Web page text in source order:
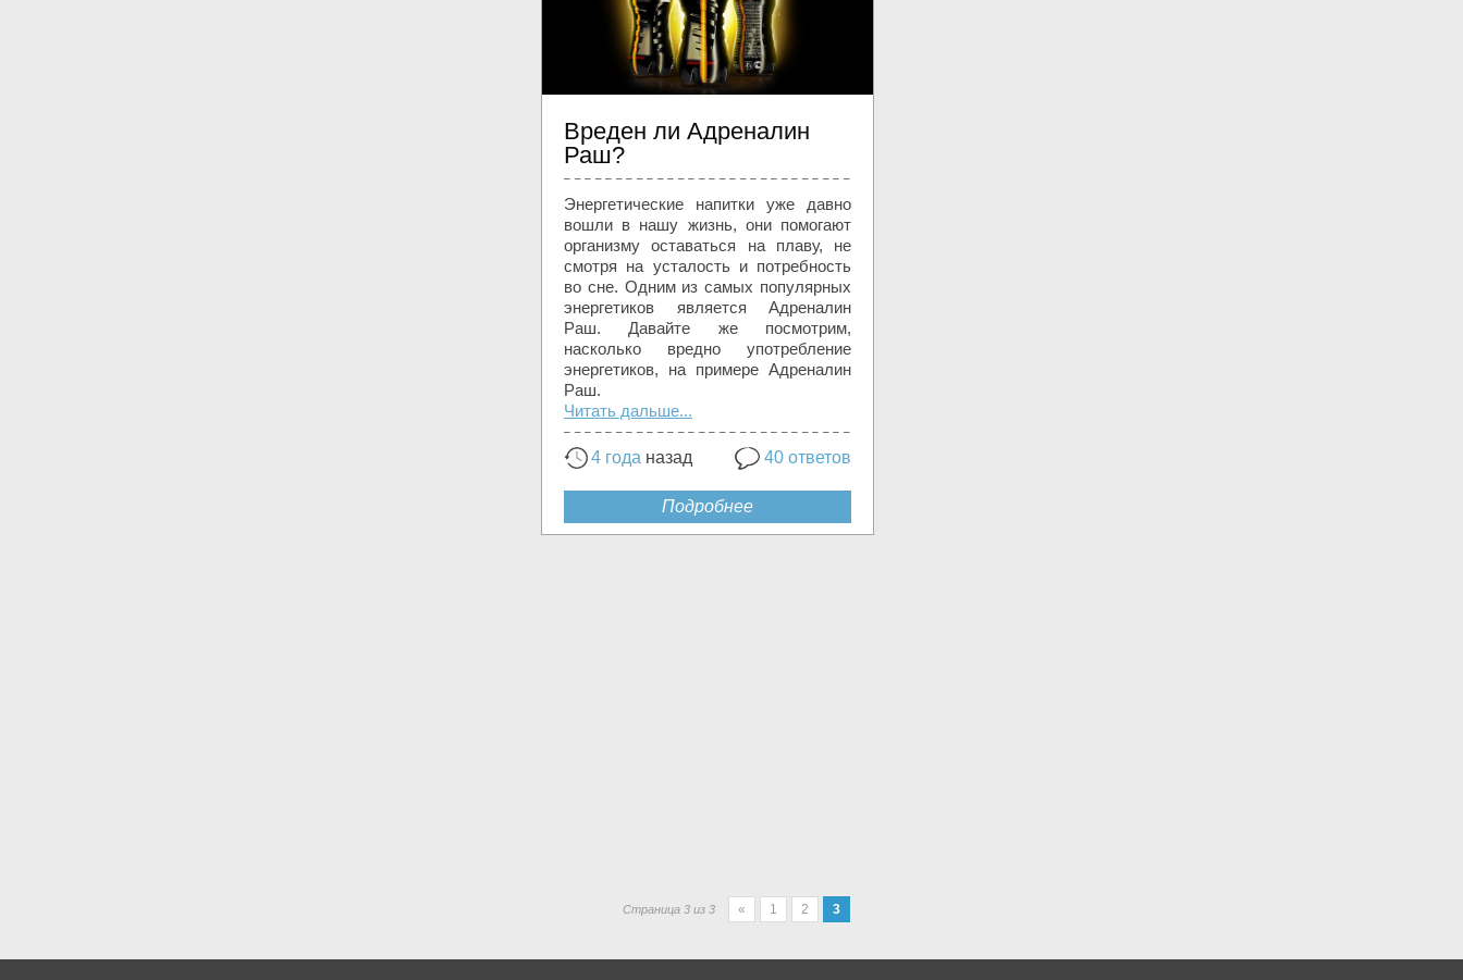
Вреден ли Адреналин
Раш?
Энергетические напитки уже давно
вошли в нашу жизнь, они помогают
организму оставаться на плаву, не
смотря на усталость и потребность
во сне. Одним из самых популярных
энергетиков является Адреналин
Раш. Давайте же посмотрим,
насколько вредно употребление
энергетиков, на примере Адреналин
Раш.
Читать дальше...
4 года назад 40 ответов
Подробнее
Страница 3 из 3 « 1 2 3